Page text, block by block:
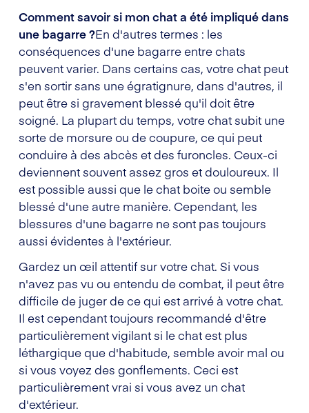
Comment savoir si mon chat a été impliqué dans
une bagarre ?En d'autres termes : les
conséquences d'une bagarre entre chats
peuvent varier. Dans certains cas, votre chat peut
s'en sortir sans une égratignure, dans d'autres, il
peut être si gravement blessé qu'il doit être
soigné. La plupart du temps, votre chat subit une
sorte de morsure ou de coupure, ce qui peut
conduire à des abcès et des furoncles. Ceux-ci
deviennent souvent assez gros et douloureux. Il
est possible aussi que le chat boite ou semble
blessé d'une autre manière. Cependant, les
blessures d'une bagarre ne sont pas toujours
aussi évidentes à l'extérieur.
Gardez un œil attentif sur votre chat. Si vous
n'avez pas vu ou entendu de combat, il peut être
difficile de juger de ce qui est arrivé à votre chat.
Il est cependant toujours recommandé d'être
particulièrement vigilant si le chat est plus
léthargique que d'habitude, semble avoir mal ou
si vous voyez des gonflements. Ceci est
particulièrement vrai si vous avez un chat
d'extérieur.